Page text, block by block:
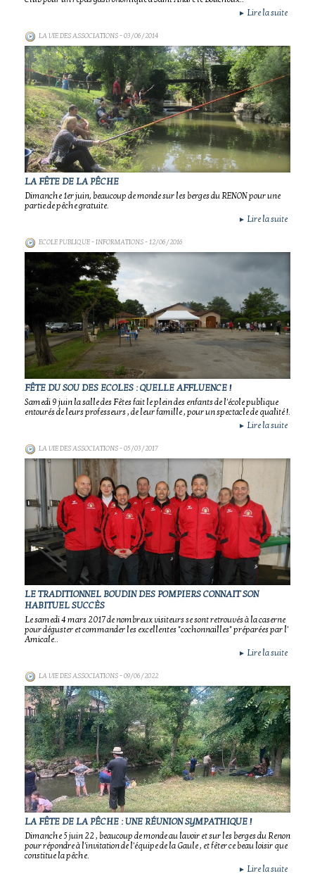
► Lire la suite
LA VIE DES ASSOCIATIONS- 03/06/2014
LA FÊTE DE LA PÊCHE
Dimanche 1er juin, beaucoup de monde sur les berges du RENON pour une
partie de pêche gratuite.
► Lire la suite
ECOLE PUBLIQUE - INFORMATIONS- 12/06/2016
FÊTE DU SOU DES ECOLES : QUELLE AFFLUENCE !
Samedi 9 juin la salle des Fêtes fait le plein des enfants de l'école publique
entourés de leurs professeurs , de leur famille , pour un spectacle de qualité !.
► Lire la suite
LA VIE DES ASSOCIATIONS- 05/03/2017
LE TRADITIONNEL BOUDIN DES POMPIERS CONNAIT SON
HABITUEL SUCCÈS
Le samedi 4 mars 2017 de nombreux visiteurs se sont retrouvés à la caserne
pour déguster et commander les excellentes "cochonnailles" préparées par l'
Amicale..
► Lire la suite
LA VIE DES ASSOCIATIONS- 09/06/2022
LA FÊTE DE LA PÊCHE : UNE RÉUNION SYMPATHIQUE !
Dimanche 5 juin 22 , beaucoup de monde au lavoir et sur les berges du Renon
pour répondre à l'invitation de l'équipe de la Gaule , et fêter ce beau loisir que
constitue la pêche.
► Lire la suite